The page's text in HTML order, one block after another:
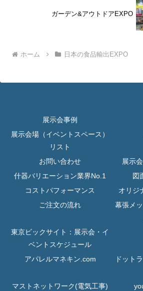
ガーデン&アウトドアEXPO
ホーム 日本の食品輸出EXPO
展示会事例
展示会場（イベントスペース）
リスト
お問い合わせ
展示
什器バリエーション業界No.1
図
コストパフォーマンス
オリジ
ご注文の流れ
幕張メ
東京ビックサイト：展示会・イ
ベントスケジュール
アパレルマネキン.com
ドット
マストネットワーク(電気工事)